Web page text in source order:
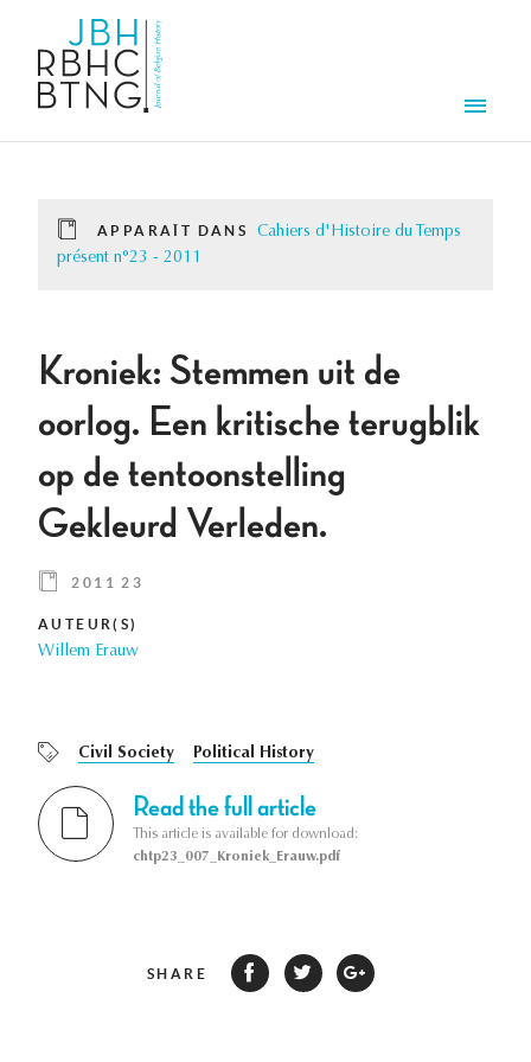
APPARAÎT DANS
Cahiers d'Histoire du Temps
présent n°23 - 2011
Kroniek: Stemmen uit de
oorlog. Een kritische terugblik
op de tentoonstelling
Gekleurd Verleden.
2011 23
AUTEUR(S)
Willem Erauw
Civil Society Political History
Read the full article
This article is available for download:
chtp23_007_Kroniek_Erauw.pdf
SHARE